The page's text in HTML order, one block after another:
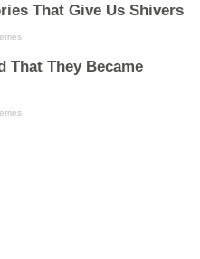
That Give Us Shivers
That They Became